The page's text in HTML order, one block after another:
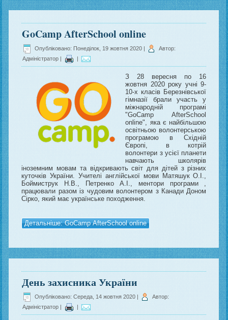
GoCamp AfterSchool online
Опубліковано: Понеділок, 19 жовтня 2020 |
Автор:
Адміністратор
З 28 вересня по 16
жовтня 2020 року учні 9-
10-х класів Березнівської
гімназії брали участь у
міжнародній програмі
"GoCamp AfterSchool
online", яка є найбільшою
освітньою волонтерською
програмою в Східній
Європі, в котрій
волонтери з усієї планети
навчають школярів
іноземним мовам та відкривають світ для дітей з різних
куточків України. Учителі англійської мови Матяшук О.І.,
Боймиструк Н.В., Петренко А.І., ментори програми ,
працювали разом із чудовим волонтером з Канади Доном
Сірко, який має українське походження.
Детальніше: GoCamp AfterSchool online
День захисника України
Опубліковано: Середа, 14 жовтня 2020 |
Автор:
Адміністратор